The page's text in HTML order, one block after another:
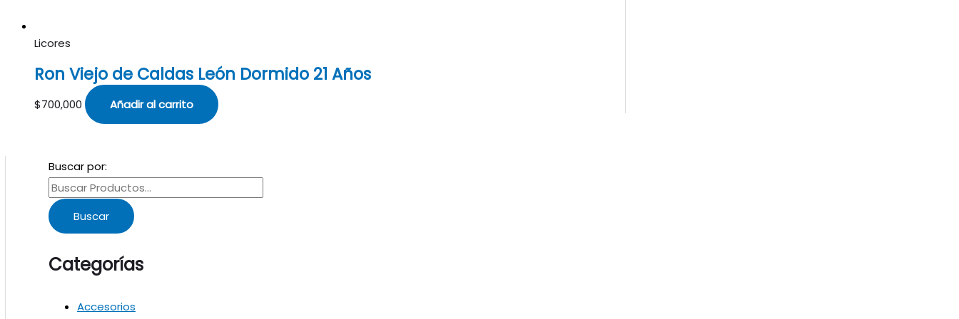
Licores
Ron Viejo de Caldas León Dormido 21 Años
$700,000 Añadir al carrito
Buscar por:
Buscar
Categorías
Accesorios